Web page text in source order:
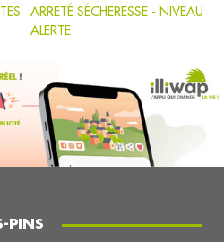
ARRETÉ SÉCHERESSE - NIVEAU
ALERTE
PINS